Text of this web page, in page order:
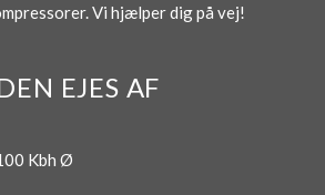
Vi hjælper dig på vej!
EJES AF
Kbh Ø